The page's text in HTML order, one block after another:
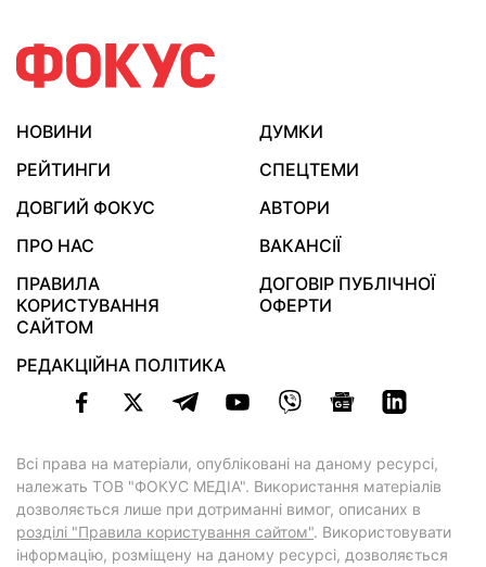
НОВИНИ
ДУМКИ
РЕЙТИНГИ
СПЕЦТЕМИ
ДОВГИЙ ФОКУС
АВТОРИ
ПРО НАС
ВАКАНСІЇ
ПРАВИЛА
КОРИСТУВАННЯ
САЙТОМ
ДОГОВІР ПУБЛІЧНОЇ
ОФЕРТИ
РЕДАКЦІЙНА ПОЛІТИКА
Всі права на матеріали, опубліковані на даному ресурсі,
належать ТОВ "ФОКУС МЕДІА". Використання матеріалів
дозволяється лише при дотриманні вимог, описаних в
розділі "Правила користування сайтом". Використовувати
інформацію, розміщену на даному ресурсі, дозволяється